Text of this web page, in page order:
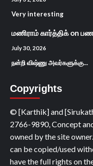
Very interesting
மணிராம் கார்த்திக்on
July 30, 2026
நன்றி விஷ்ணு அவர்களுக்கு...
Copyrights
© [Karthik] and
2766-9890, Concept
owned by the site
can be copied/used
have the full rights on